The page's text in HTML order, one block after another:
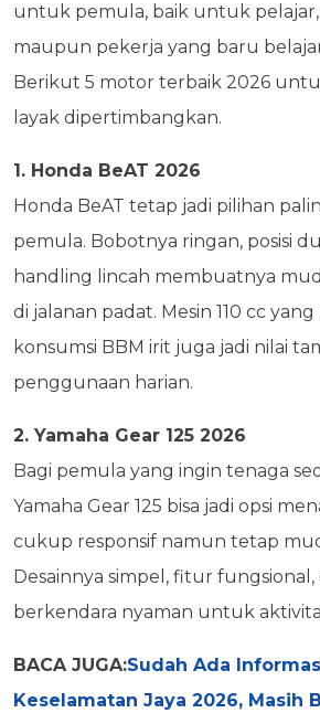
untuk pemula, baik untuk pelajar,
maupun pekerja yang baru
Berikut 5 motor terbaik 2026
layak dipertimbangkan.
1. Honda BeAT 2026
Honda BeAT tetap jadi pilihan
pemula. Bobotnya ringan, posisi
handling lincah membuatnya
di jalanan padat. Mesin 110 cc
konsumsi BBM irit juga jadi nilai
penggunaan harian.
2. Yamaha Gear 125 2026
Bagi pemula yang ingin tenaga
Yamaha Gear 125 bisa jadi opsi
cukup responsif namun tetap
Desainnya simpel, fitur fungsional,
berkendara nyaman untuk
BACA JUGA:Sudah Ada
Keselamatan Jaya 2026, Masih